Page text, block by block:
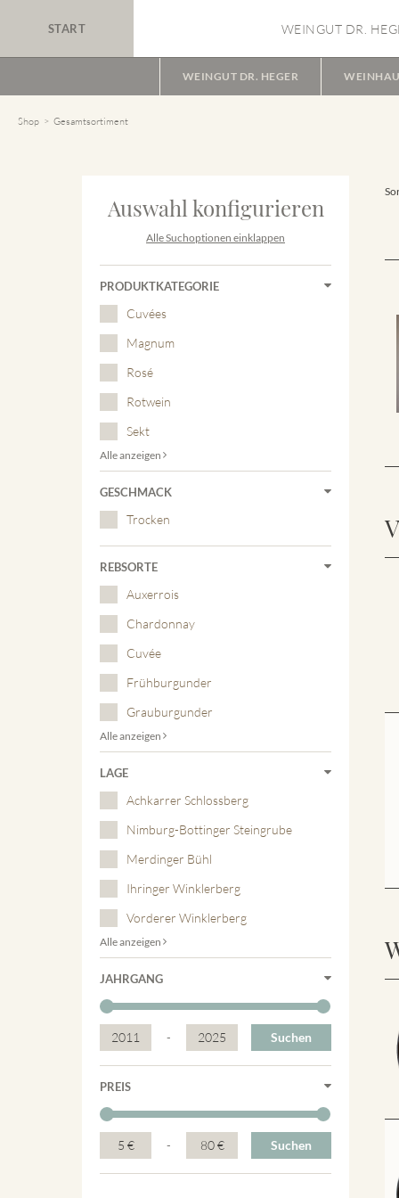
START WEINGUT DR.
WEINGUT DR. HEGER
Shop Gesamtsortiment
Auswahl konfigurieren
Alle Suchoptionen einklappen
PRODUKTKATEGORIE
Cuvées
Magnum
Rosé
Rotwein
Sekt
Alle anzeigen
GESCHMACK
Trocken
REBSORTE
Auxerrois
Chardonnay
Cuvée
Frühburgunder
Grauburgunder
Alle anzeigen
LAGE
Achkarrer Schlossberg
Nimburg-Bottinger Steingrube
Merdinger Bühl
Ihringer Winklerberg
Vorderer Winklerberg
Alle anzeigen
JAHRGANG
2011 - 2025 Suchen
PREIS
5 € - 80 € Suchen